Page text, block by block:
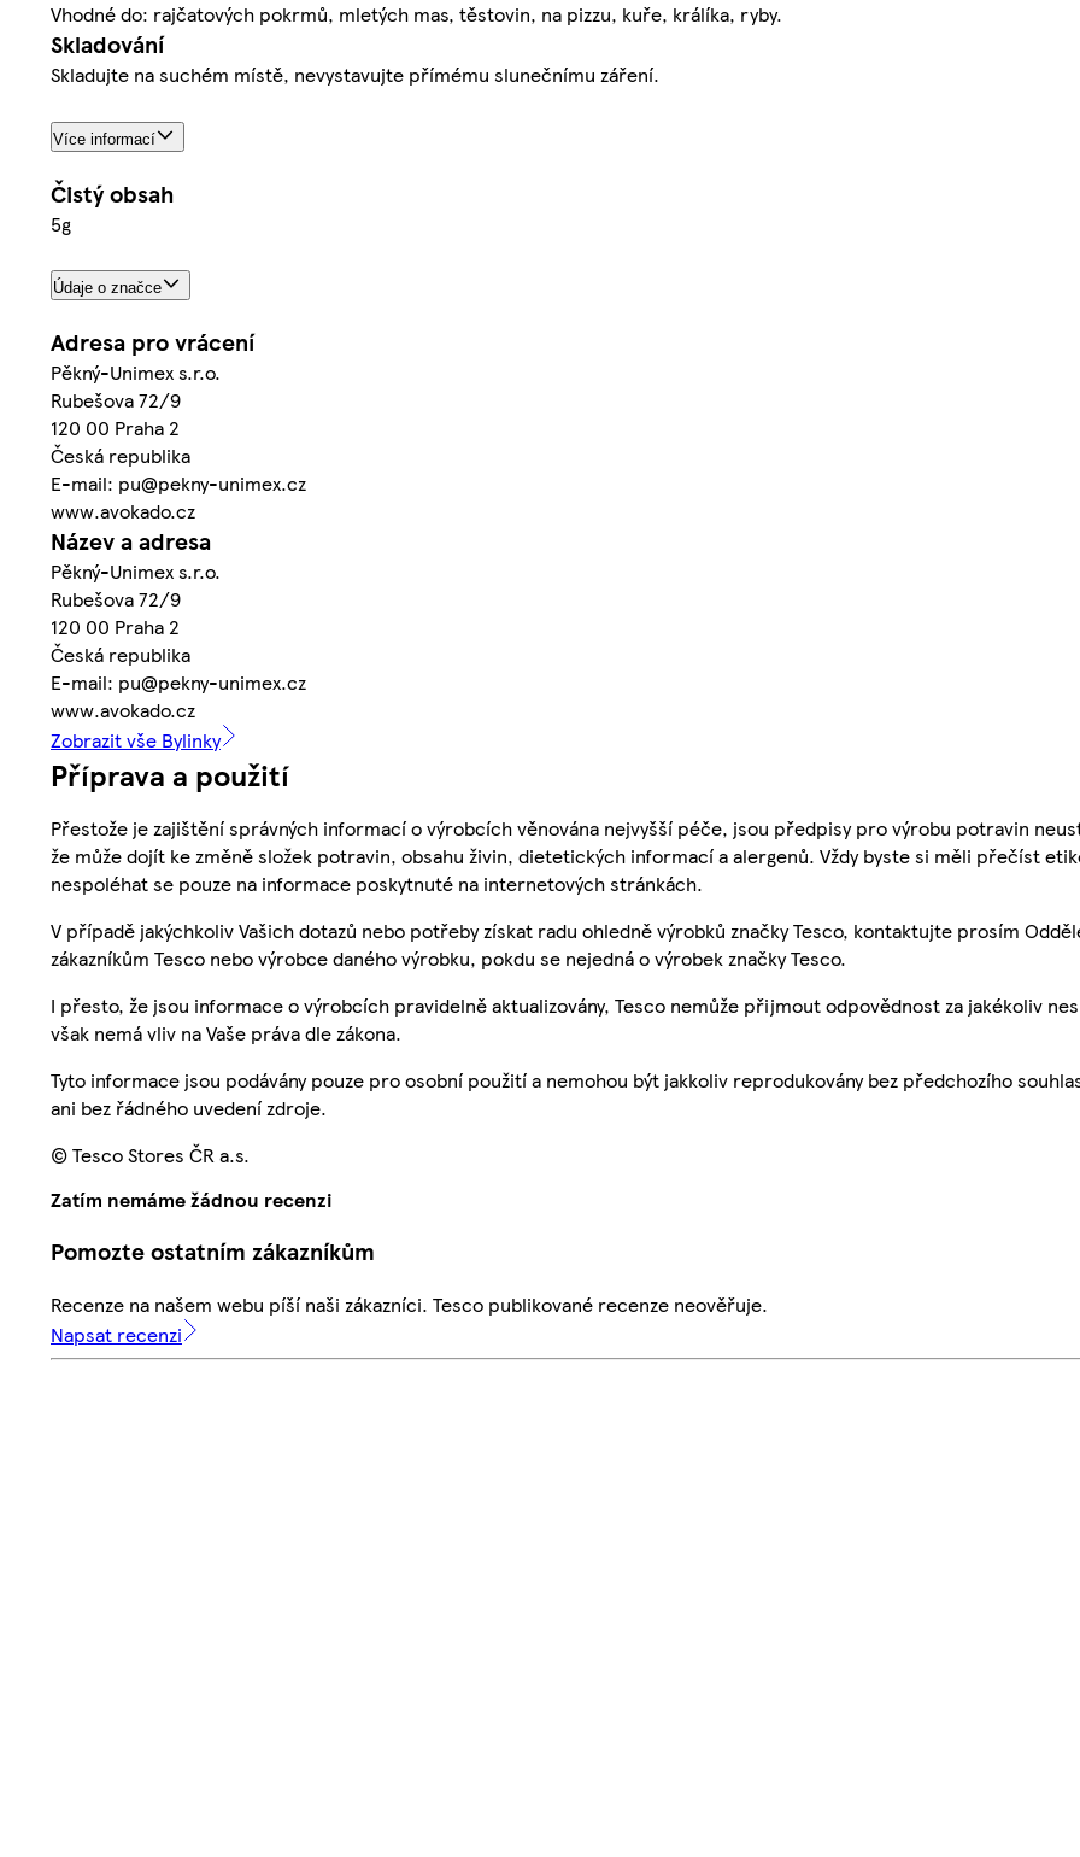
Vhodné do: rajčatových pokrmů, mletých mas, těstovin, na pizzu, kuře, králíka, ryby.
Skladování
Skladujte na suchém místě, nevystavujte přímému slunečnímu záření.
Více informací
Čistý obsah
5g
Údaje o značce
Adresa pro vrácení
Pěkný-Unimex s.r.o.
Rubešova 72/9
120 00 Praha 2
Česká republika
E-mail: pu@pekny-unimex.cz
www.avokado.cz
Název a adresa
Pěkný-Unimex s.r.o.
Rubešova 72/9
120 00 Praha 2
Česká republika
E-mail: pu@pekny-unimex.cz
www.avokado.cz
Zobrazit vše Bylinky
Příprava a použití
Přestože je zajištění správných informací o výrobcích věnována nejvyšší péče, jsou předpisy pro výrobu potravin
že může dojít ke změně složek potravin, obsahu živin, dietetických informací a alergenů. Vždy byste si měli přečíst
nespoléhat se pouze na informace poskytnuté na internetových stránkách.
V případě jakýchkoliv Vašich dotazů nebo potřeby získat radu ohledně výrobků značky Tesco, kontaktujte prosím
zákazníkům Tesco nebo výrobce daného výrobku, pokdu se nejedná o výrobek značky Tesco.
I přesto, že jsou informace o výrobcích pravidelně aktualizovány, Tesco nemůže přijmout odpovědnost za jakékoliv
však nemá vliv na Vaše práva dle zákona.
Tyto informace jsou podávány pouze pro osobní použití a nemohou být jakkoliv reprodukovány bez předchozího
ani bez řádného uvedení zdroje.
© Tesco Stores ČR a.s.
Zatím nemáme žádnou recenzi
Pomozte ostatním zákazníkům
Recenze na našem webu píší naši zákazníci. Tesco publikované recenze neověřuje.
Napsat recenzi